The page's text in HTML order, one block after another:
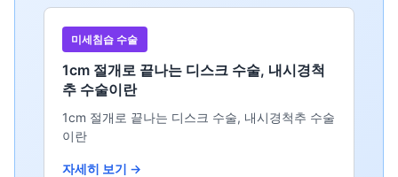
미세침습 수술
1cm 절개로 끝나는 디스크 수술, 내시경척
추 수술이란
1cm 절개로 끝나는 디스크 수술, 내시경척추 수술
이란
자세히 보기 →